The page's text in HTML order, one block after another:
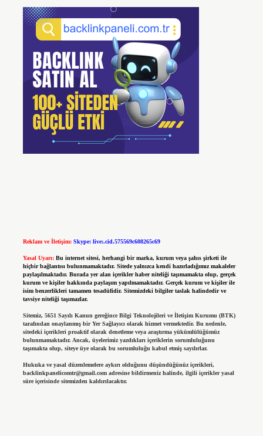
Reklam ve İletişim: Skype: live:.cid.575569c608265c69
Yasal Uyarı: Bu internet sitesi, herhangi bir marka, kurum veya şahıs şirketi ile
hiçbir bağlantısı bulunmamaktadır. Sitede yalnızca kendi hazırladığımız makaleler
paylaşılmaktadır. Burada yer alan içerikler haber niteliği taşımamakta olup, gerçek
kurum ve kişiler hakkında paylaşım yapılmamaktadır. Gerçek kurum ve kişiler ile
isim benzerlikleri tamamen tesadüfidir. Sitemizdeki bilgiler taslak halindedir ve
tavsiye niteliği taşımazlar.
Sitemiz, 5651 Sayılı Kanun gereğince Bilgi Teknolojileri ve İletişim Kurumu (BTK)
tarafından onaylanmış bir Yer Sağlayıcı olarak hizmet vermektedir. Bu nedenle,
sitedeki içerikleri proaktif olarak denetleme veya araştırma yükümlülüğümüz
bulunmamaktadır. Ancak, üyelerimiz yazdıkları içeriklerin sorumluluğunu
taşımakta olup, siteye üye olarak bu sorumluluğu kabul etmiş sayılırlar.
Hukuka ve yasal düzenlemelere aykırı olduğunu düşündüğünüz içerikleri,
backlinkpanelicomtr@gmail.comadresine bildirmeniz halinde, ilgili içerikler yasal
süre içerisinde sitemizden kaldırılacaktır.